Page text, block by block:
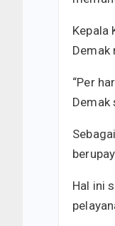
Kepala
Demak
“Per
Demak
Hal ini